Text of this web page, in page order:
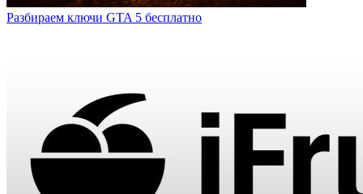
Разбираем ключи GTA 5 бесплатно